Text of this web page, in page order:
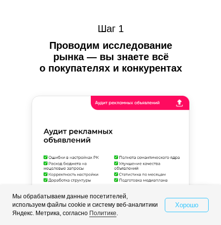
Шаг 1
Проводим исследование
рынка — вы знаете всё
о покупателях и конкурентах
Свяжитесь с нами
Мы обрабатываем данные посетителей,
используем файлы cookie и систему веб-аналитики
Яндекс. Метрика, согласно Политике.
Хорошо